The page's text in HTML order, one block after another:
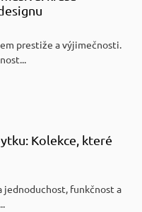
prestiže a výjimečnosti.
Kolekce, které
jednoduchost, funkčnost a